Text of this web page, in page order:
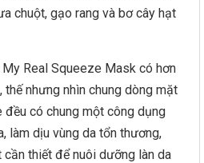
chuột, gạo rang và bơ cây hạt
Real Squeeze Mask có hơn
thế nhưng nhìn chung dòng mặt
có chung một công dụng
làm dịu vùng da tổn thương,
thiết để nuôi dưỡng làn da